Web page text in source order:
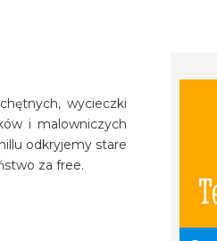
wycieczki
i malowniczych
odkryjemy stare
za free.